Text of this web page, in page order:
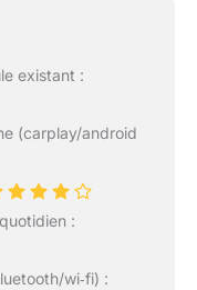
existant :
(carplay/android
:
wi‑fi) :